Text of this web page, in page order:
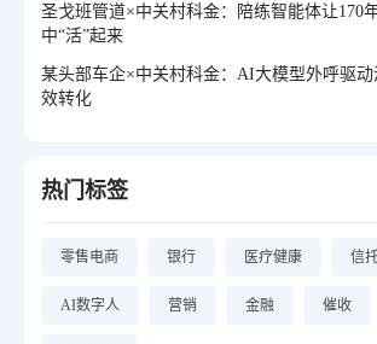
圣戈班管道×中关村科金：陪练智能体让170
中“活”起来
某头部车企×中关村科金：AI大模型外呼驱
效转化
热门标签
零售电商 银行 医疗健康 信
AI数字人 营销 金融 催收